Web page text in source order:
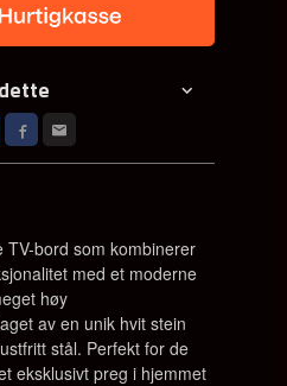
TV-bord som kombinerer
med et moderne
høy
av en unik hvit stein
stål. Perfekt for de
eksklusivt preg i hjemmet